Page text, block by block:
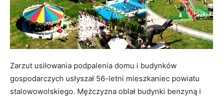
Zarzut usiłowania podpalenia domu i budynków
gospodarczych usłyszał 56-letni mieszkaniec powiatu
stalowowolskiego. Mężczyzna oblał budynki benzyną i